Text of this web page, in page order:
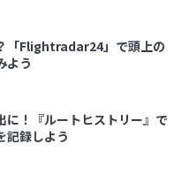
「Flightradar24」で頭上の
よう
に！『ルートヒストリー』で
記録しよう